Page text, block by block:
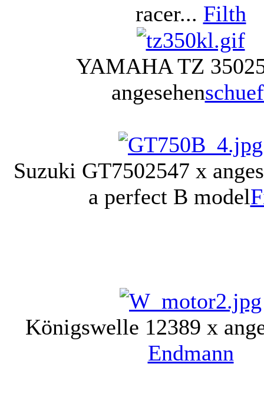
racer... Filth
YAMAHA TZ 350
angesehen
Suzuki GT7502547 x
a perfect B model
Königswelle 12389 x
Endmann